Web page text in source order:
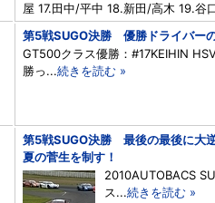
屋 17.田中/平中 18.新田/高木 19.
第5戦SUGO決勝 優勝ドライバー
GT500クラス優勝：#17KEIHIN
勝っ...続きを読む »
第5戦SUGO決勝 最後の最後に大
夏の菅生を制す！
2010AUTOBACS
ス...続きを読む »